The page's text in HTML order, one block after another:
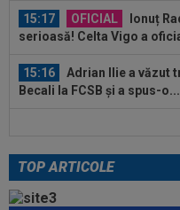
15:17 OFICIAL
Ionuț
serioasă! Celta Vigo a
15:16
Adrian Ilie a văzut
Becali la FCSB și a spus-o...
Anunțul făcut de
15:48 OFICIAL
TOP ARTICOLE